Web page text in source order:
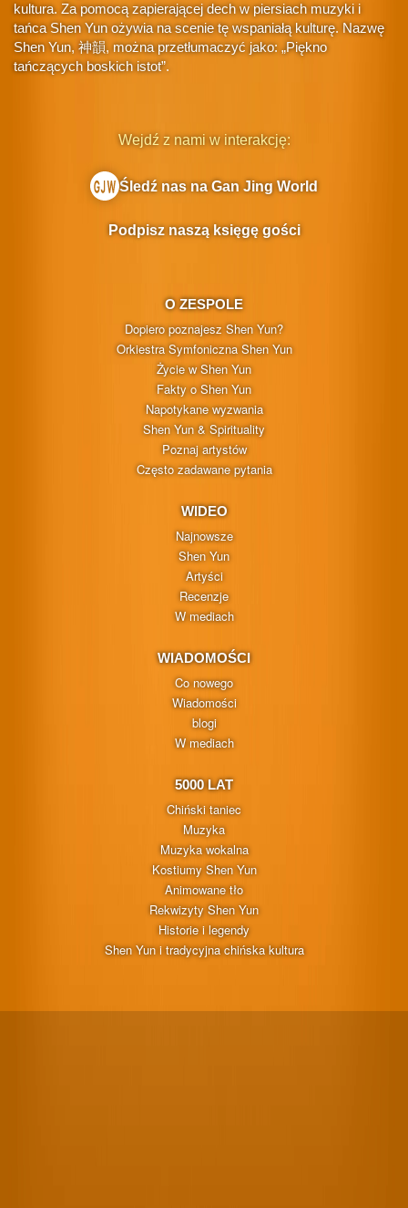
kultura. Za pomocą zapierającej dech w piersiach muzyki i
tańca Shen Yun ożywia na scenie tę wspaniałą kulturę. Nazwę
Shen Yun, 神韻, można przetłumaczyć jako: „Piękno
tańczących boskich istot”.
O ZESPOLE
Dopiero poznajesz Shen Yun?
Orkiestra Symfoniczna Shen Yun
Życie w Shen Yun
Fakty o Shen Yun
Napotykane wyzwania
Shen Yun & Spirituality
Poznaj artystów
Często zadawane pytania
WIDEO
Najnowsze
Shen Yun
Artyści
Recenzje
W mediach
WIADOMOŚCI
Co nowego
Wiadomości
blogi
W mediach
5000 LAT
Chiński taniec
Muzyka
Muzyka wokalna
Kostiumy Shen Yun
Animowane tło
Rekwizyty Shen Yun
Historie i legendy
Shen Yun i tradycyjna chińska kultura
Wejdź z nami w interakcję:
Śledź nas na Gan Jing World
Podpisz naszą księgę gości